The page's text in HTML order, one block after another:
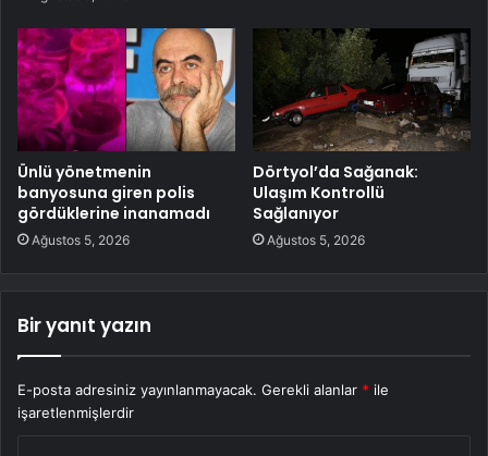
Ünlü yönetmenin
banyosuna giren polis
gördüklerine inanamadı
Ağustos 5, 2026
Dörtyol’da Sağanak:
Ulaşım Kontrollü
Sağlanıyor
Ağustos 5, 2026
Bir yanıt yazın
E-posta adresiniz yayınlanmayacak. Gerekli alanlar * ile
işaretlenmişlerdir